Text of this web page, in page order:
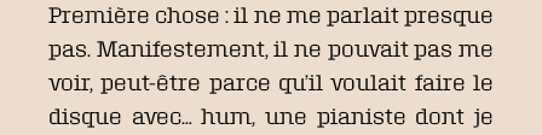
Première chose : il ne me parlait presque
pas. Manifestement, il ne pouvait pas me
voir, peut-être parce qu’il voulait faire le
disque avec… hum, une pianiste dont je